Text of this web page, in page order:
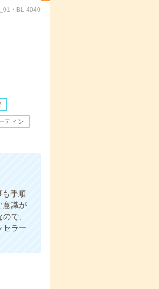
・BL-4040
ティン
も手順
意識が
で、
セラー